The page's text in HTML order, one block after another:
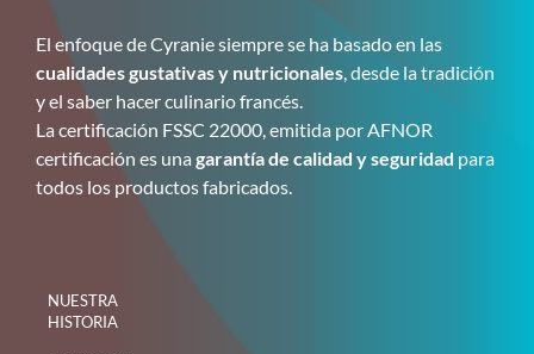
El enfoque de Cyranie siempre se ha basado en las
cualidades gustativas y nutricionales, desde la tradición
y el saber hacer culinario francés.
La certificación FSSC 22000, emitida por AFNOR
certificación es una garantía de calidad y seguridad para
todos los productos fabricados.
NUESTRA
HISTORIA